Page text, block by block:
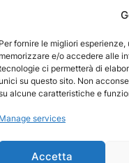
Per fornire le migliori
memorizzare e/o accedere alle
ci permetterà di
unici su questo sito. Non
alcune caratteristiche e
Manage services
Accetta
sulla Privacy